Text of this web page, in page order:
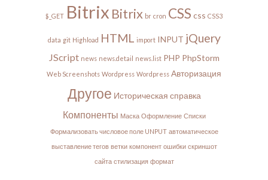
$_GET Bitrix Bitrix br cron CSS css CSS3
data git Highload HTML import INPUT jQuery
JScript news news.detail news.list PHP PhpStorm
Web Screenshots Wordpress Wordpress Авторизация
Другое Историческая справка
Компоненты Маска Оформление Списки
Формализовать числовое поле UNPUT автоматическое
выставление тегов ветки компонент ошибки скриншот
сайта стилизация формат